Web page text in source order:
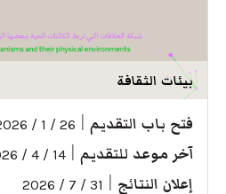
بيئات الثقافة
فتح باب التقديم 26 / 1 / 2026
آخر موعد للتقديم 14 / 4 / 2026
إعلان النتائج 31 / 7 / 2026